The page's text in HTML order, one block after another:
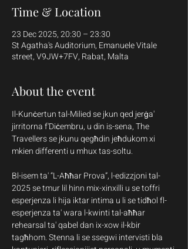
Time & Location
23 Dec 2025, 20:30 – 23:30
St Agatha's Auditorium, Emanuele Vitale
street, V9JW+7FV, Rabat, Malta
About the event
Il-Kunċertun tal-Milied se jkun qed jerġa'
jirritorna f'Diċembru, u din is-sena, The
Travellers se jkunu qegħdin jeħdukom xi
mkien differenti u mhux tas-soltu.
Bl-isem ta' “L-Aħħar Prova”, l-edizzjoni tal-
2025 se tmur lil hinn mix-xinxilli u se toffri
esperjenza li hija iktar intima u li se tidħol fl-
esperjenza ta' wara l-kwinti tal-aħħar
rehearsal ta' qabel dan ix-xow il-kbir
tagħhom. Stenna li se ssegwi intervisti bla